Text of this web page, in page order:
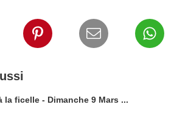
ficelle - Dimanche 9 Mars ...